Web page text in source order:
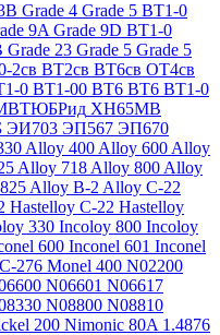
Grade 4 Grade 5 ВТ1-0
9A Grade 9D ВТ1-0
Grade 23 Grade 5 Grade 5
2св ВТ2св ВТ6св ОТ4св
0 ВТ1-00 ВТ6 ВТ6 ВТ1-0
ХН65МВ
ЭИ703 ЭП567 ЭП670
Alloy 400 Alloy 600 Alloy
Alloy 718 Alloy 800 Alloy
Alloy B-2 Alloy C-22
Hastelloy C-22 Hastelloy
330 Incoloy 800 Incoloy
600 Inconel 601 Inconel
276 Monel 400 N02200
N06601 N06617
N08800 N08810
200 Nimonic 80A 1.4876